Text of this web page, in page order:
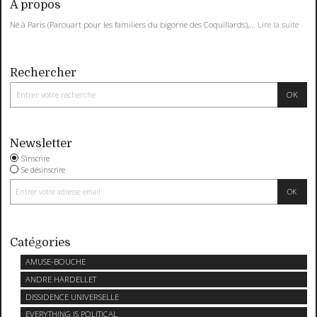
À propos
Né à Paris (Parouart pour les familiers du bigorne des Coquillards),... Lire la suite
Rechercher
Newsletter
S'inscrire
Se désinscrire
Catégories
AMUSE-BOUCHE
ANDRE HARDELLET
DISSIDENCE UNIVERSELLE
EVERYTHING IS POLITICAL